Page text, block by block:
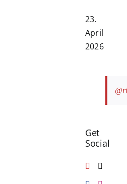
23.
April
2026
Get
Social